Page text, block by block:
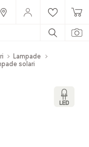
Lampade
solari